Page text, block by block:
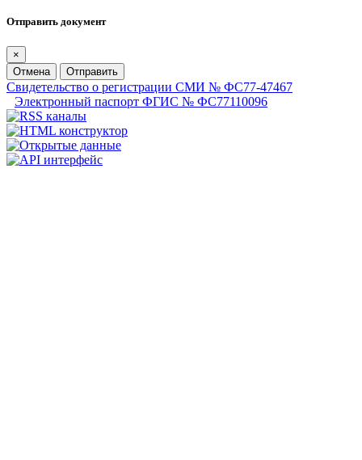
Отправить документ
×
Отмена
Отправить
Свидетельство о регистрации СМИ № ФС77-47467
Электронный паспорт ФГИС № ФС77110096